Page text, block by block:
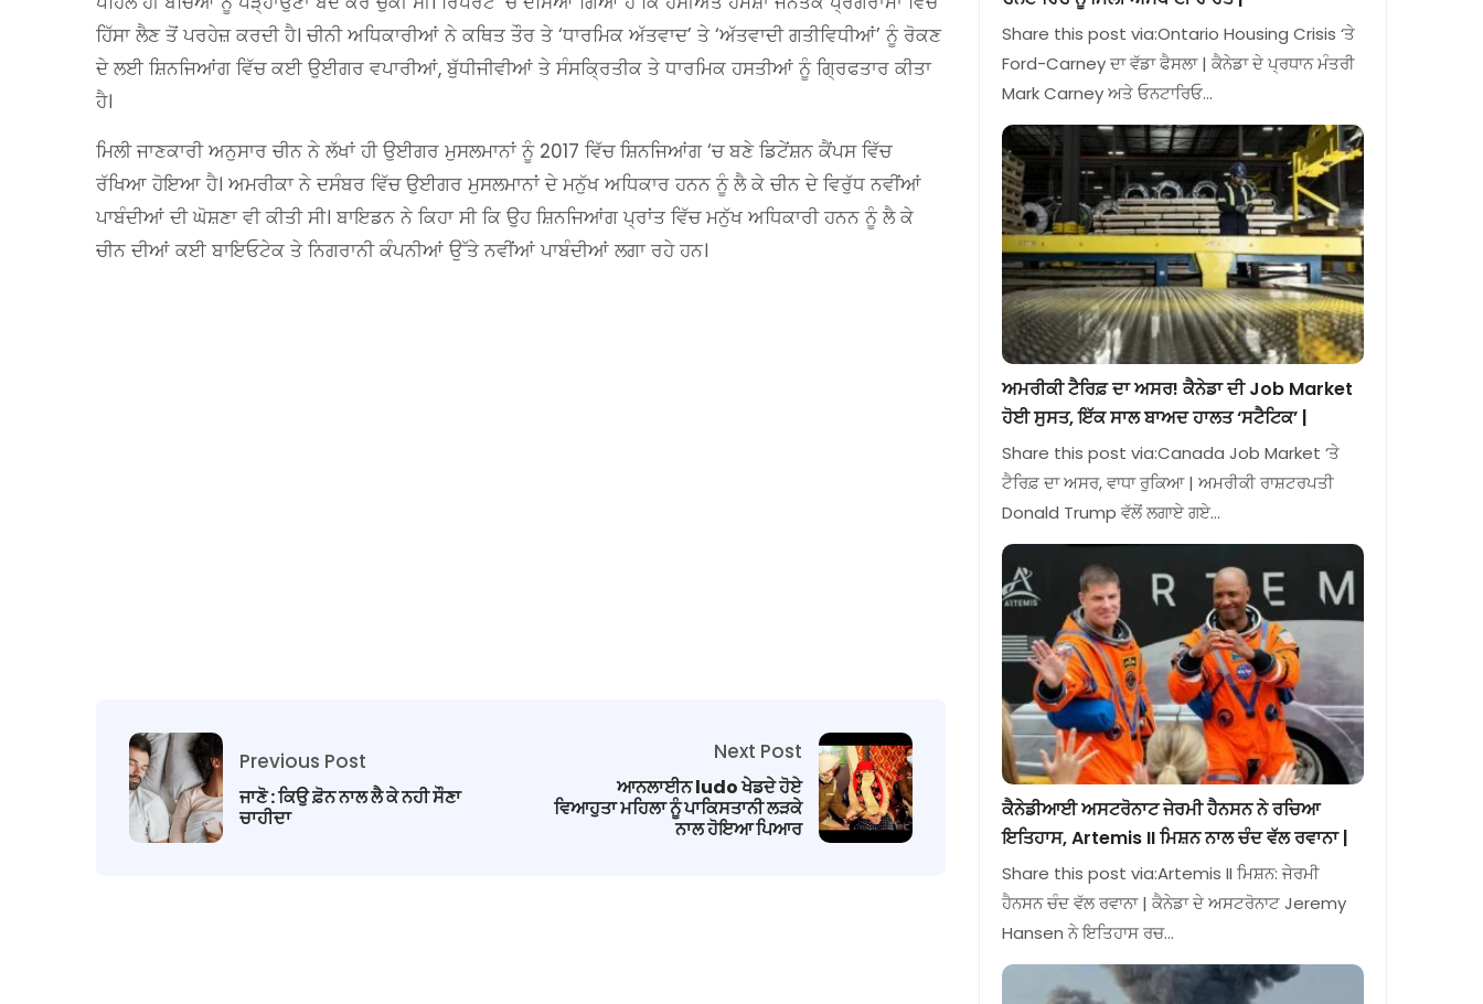
ਹਿੱਸਾ ਲੈਣ ਤੋਂ ਪਰਹੇਜ਼ ਕਰਦੀ ਹੈ। ਚੀਨੀ ਅਧਿਕਾਰੀਆਂ ਨੇ ਕਥਿਤ ਤੌਰ ਤੇ ‘ਧਾਰਮਿਕ ਅੱਤਵਾਦ’ ਤੇ ‘ਅੱਤਵਾਦੀ ਗਤੀਵਿਧੀਆਂ’ ਨੂੰ ਰੋਕਣ
ਦੇ ਲਈ ਸ਼ਿਨਜਿਆਂਗ ਵਿੱਚ ਕਈ ਉਈਗਰ ਵਪਾਰੀਆਂ, ਬੁੱਧੀਜੀਵੀਆਂ ਤੇ ਸੰਸਕ੍ਰਿਤੀਕ ਤੇ ਧਾਰਮਿਕ ਹਸਤੀਆਂ ਨੂੰ ਗ੍ਰਿਫਤਾਰ ਕੀਤਾ
ਹੈ।
ਮਿਲੀ ਜਾਣਕਾਰੀ ਅਨੁਸਾਰ ਚੀਨ ਨੇ ਲੱਖਾਂ ਹੀ ਉਈਗਰ ਮੁਸਲਮਾਨਾਂ ਨੂੰ 2017 ਵਿੱਚ ਸ਼ਿਨਜਿਆਂਗ ‘ਚ ਬਣੇ ਡਿਟੇਂਸ਼ਨ ਕੈਂਪਸ ਵਿੱਚ
ਰੱਖਿਆ ਹੋਇਆ ਹੈ। ਅਮਰੀਕਾ ਨੇ ਦਸੰਬਰ ਵਿੱਚ ਉਈਗਰ ਮੁਸਲਮਾਨਾਂ ਦੇ ਮਨੁੱਖ ਅਧਿਕਾਰ ਹਨਨ ਨੂੰ ਲੈ ਕੇ ਚੀਨ ਦੇ ਵਿਰੁੱਧ ਨਵੀਂਆਂ
ਪਾਬੰਦੀਆਂ ਦੀ ਘੋਸ਼ਣਾ ਵੀ ਕੀਤੀ ਸੀ। ਬਾਇਡਨ ਨੇ ਕਿਹਾ ਸੀ ਕਿ ਉਹ ਸ਼ਿਨਜਿਆਂਗ ਪ੍ਰਾਂਤ ਵਿੱਚ ਮਨੁੱਖ ਅਧਿਕਾਰੀ ਹਨਨ ਨੂੰ ਲੈ ਕੇ
ਚੀਨ ਦੀਆਂ ਕਈ ਬਾਇਓਟੇਕ ਤੇ ਨਿਗਰਾਨੀ ਕੰਪਨੀਆਂ ਉੱਤੇ ਨਵੀਂਆਂ ਪਾਬੰਦੀਆਂ ਲਗਾ ਰਹੇ ਹਨ।
Previous Post
ਜਾਣੋ : ਕਿਉ ਫ਼ੋਨ ਨਾਲ ਲੈ ਕੇ ਨਹੀ ਸੌਣਾ
ਚਾਹੀਦਾ
Next Post
ਆਨਲਾਈਨ ludo ਖੇਡਦੇ ਹੋਏ
ਵਿਆਹੁਤਾ ਮਹਿਲਾ ਨੂੰ ਪਾਕਿਸਤਾਨੀ ਲੜਕੇ
ਨਾਲ ਹੋਇਆ ਪਿਆਰ
Share this post via:Ontario Housing Crisis ‘ਤੇ
Ford-Carney ਦਾ ਵੱਡਾ ਫੈਸਲਾ | ਕੈਨੇਡਾ ਦੇ ਪ੍ਰਧਾਨ ਮੰਤਰੀ
Mark Carney ਅਤੇ ਓਨਟਾਰਿਓ…
ਅਮਰੀਕੀ ਟੈਰਿਫ਼ ਦਾ ਅਸਰ! ਕੈਨੇਡਾ ਦੀ Job Market
ਹੋਈ ਸੁਸਤ, ਇੱਕ ਸਾਲ ਬਾਅਦ ਹਾਲਤ ‘ਸਟੈਟਿਕ’ |
Share this post via:Canada Job Market ‘ਤੇ
ਟੈਰਿਫ਼ ਦਾ ਅਸਰ, ਵਾਧਾ ਰੁਕਿਆ | ਅਮਰੀਕੀ ਰਾਸ਼ਟਰਪਤੀ
Donald Trump ਵੱਲੋਂ ਲਗਾਏ ਗਏ…
ਕੈਨੇਡੀਆਈ ਅਸਟਰੋਨਾਟ ਜੇਰਮੀ ਹੈਨਸਨ ਨੇ ਰਚਿਆ
ਇਤਿਹਾਸ, Artemis II ਮਿਸ਼ਨ ਨਾਲ ਚੰਦ ਵੱਲ ਰਵਾਨਾ |
Share this post via:Artemis II ਮਿਸ਼ਨ: ਜੇਰਮੀ
ਹੈਨਸਨ ਚੰਦ ਵੱਲ ਰਵਾਨਾ | ਕੈਨੇਡਾ ਦੇ ਅਸਟਰੋਨਾਟ Jeremy
Hansen ਨੇ ਇਤਿਹਾਸ ਰਚ…